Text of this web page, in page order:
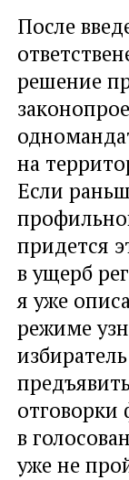
После
решение
на
Если
придется
в ущерб
я уже
режиме
отговорки
в
уже не